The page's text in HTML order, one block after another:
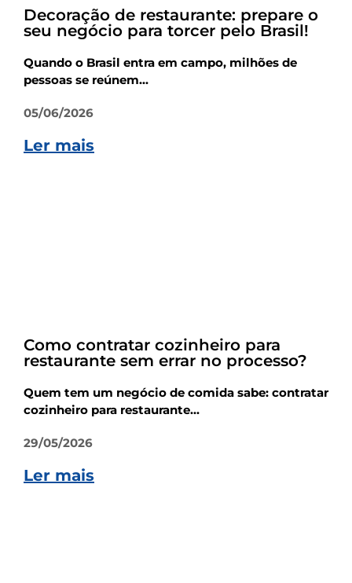
Decoração de restaurante: prepare o
seu negócio para torcer pelo Brasil!
Quando o Brasil entra em campo, milhões de
pessoas se reúnem...
05/06/2026
Ler mais
Como contratar cozinheiro para
restaurante sem errar no processo?
Quem tem um negócio de comida sabe: contratar
cozinheiro para restaurante...
29/05/2026
Ler mais